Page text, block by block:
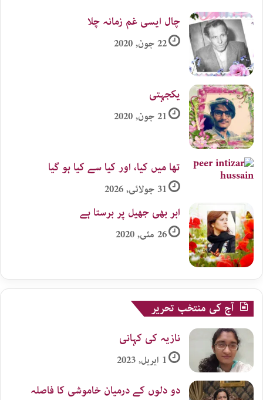
چال ایسی غم زمانہ چلا
22 جون, 2020
یکجہتی
21 جون, 2020
تھا میں کیا، اور کیا سے کیا ہو گیا
31 جولائی, 2026
ابر بھی جھیل پر برستا ہے
26 مئی, 2020
آج کی منتخب تحریر
نازیہ کی کہانی
1 اپریل, 2023
دو دلوں کے درمیان خاموشی کا فاصلہ